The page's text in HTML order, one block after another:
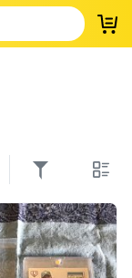
登